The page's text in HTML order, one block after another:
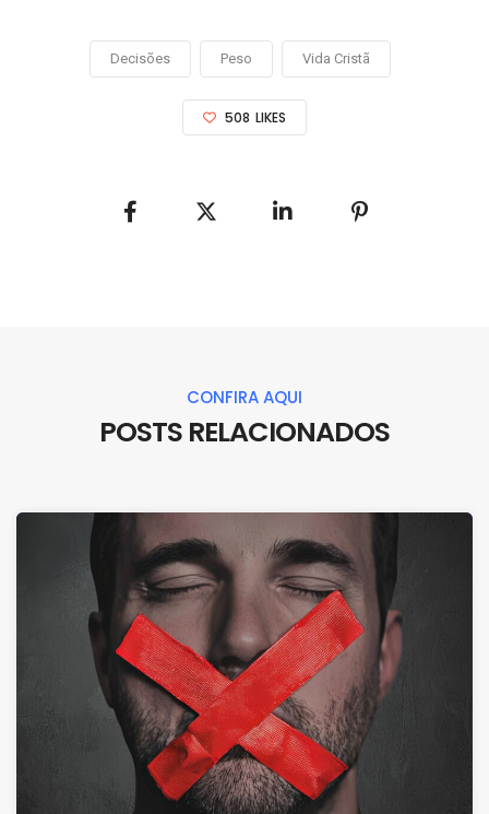
Decisões Peso Vida Cristã
508 LIKES
CONFIRA AQUI
POSTS RELACIONADOS